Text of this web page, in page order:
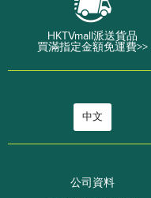
HKTVmall派送貨品
買滿指定金額免運費>>
中文
公司資料